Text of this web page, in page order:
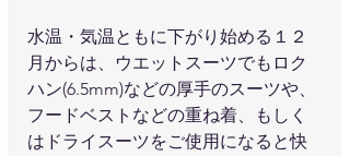
水温・気温ともに下がり始める１２
月からは、ウエットスーツでもロク
ハン(6.5mm)などの厚手のスーツや、
フードベストなどの重ね着、もしく
はドライスーツをご使用になると快